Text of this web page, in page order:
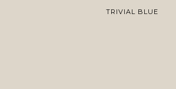
TRIVIAL BLUE